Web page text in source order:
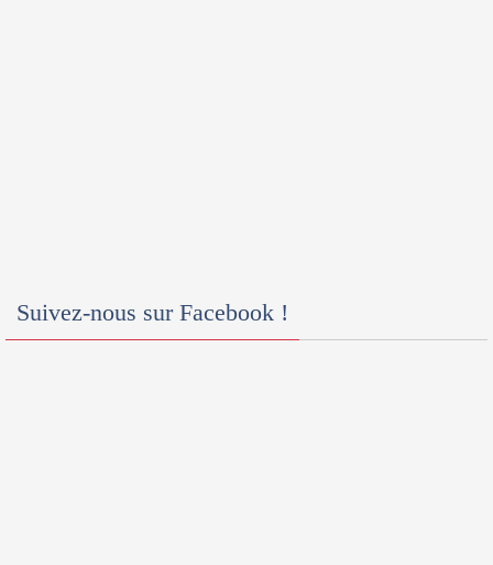
Suivez-nous sur Facebook !